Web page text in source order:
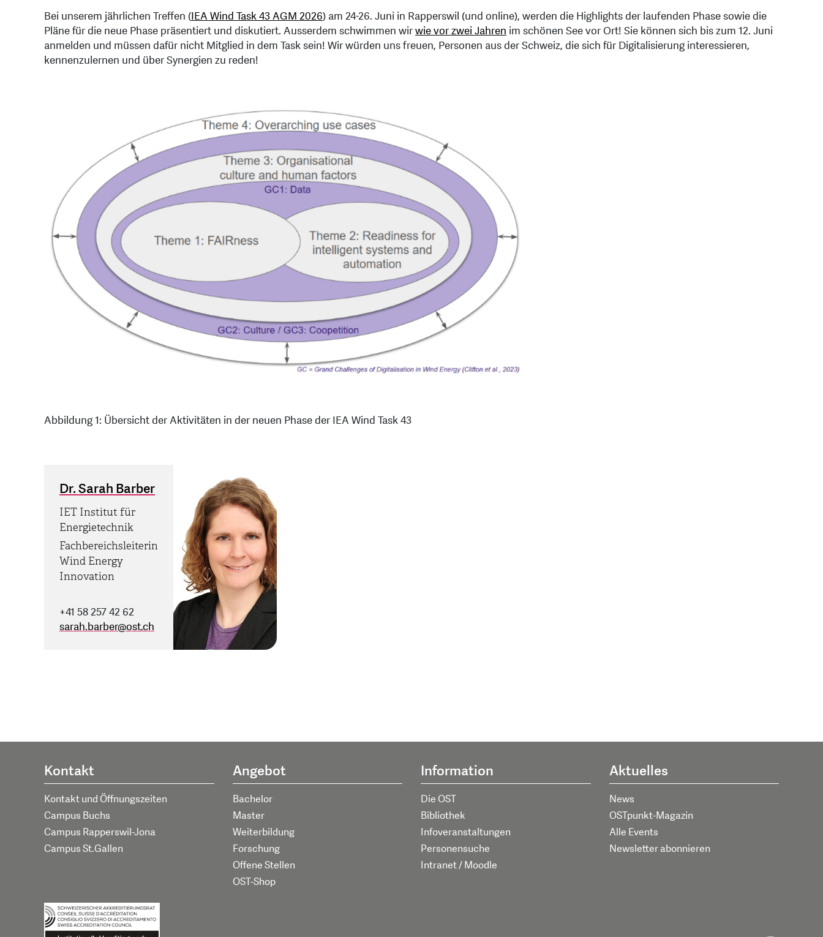
Bei unserem jährlichen Treffen (IEA Wind Task 43 AGM 2026) am 24-26. Juni in Rapperswil (und online), werden die Highlights der laufenden Phase sowie die
Pläne für die neue Phase präsentiert und diskutiert. Ausserdem schwimmen wirwie vor zwei Jahren im schönen See vor Ort! Sie können sich bis zum 12. Juni
anmelden und müssen dafür nicht Mitglied in dem Task sein! Wir würden uns freuen, Personen aus der Schweiz, die sich für Digitalisierung interessieren,
kennenzulernen und über Synergien zu reden!
Abbildung 1: Übersicht der Aktivitäten in der neuen Phase der IEA Wind Task 43
Dr. Sarah Barber
IET Institut für
Energietechnik
Fachbereichsleiterin
Wind Energy
Innovation
+41 58 257 42 62
sarah.barber@ost.ch
Kontakt
Kontakt und Öffnungszeiten
Campus Buchs
Campus Rapperswil-Jona
Campus St.Gallen
Angebot
Bachelor
Master
Weiterbildung
Forschung
Offene Stellen
OST-Shop
Information
Die OST
Bibliothek
Infoveranstaltungen
Personensuche
Intranet / Moodle
Aktuelles
News
OSTpunkt-Magazin
Alle Events
Newsletter abonnieren